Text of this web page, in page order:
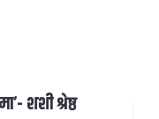
शशी श्रेष्ठ